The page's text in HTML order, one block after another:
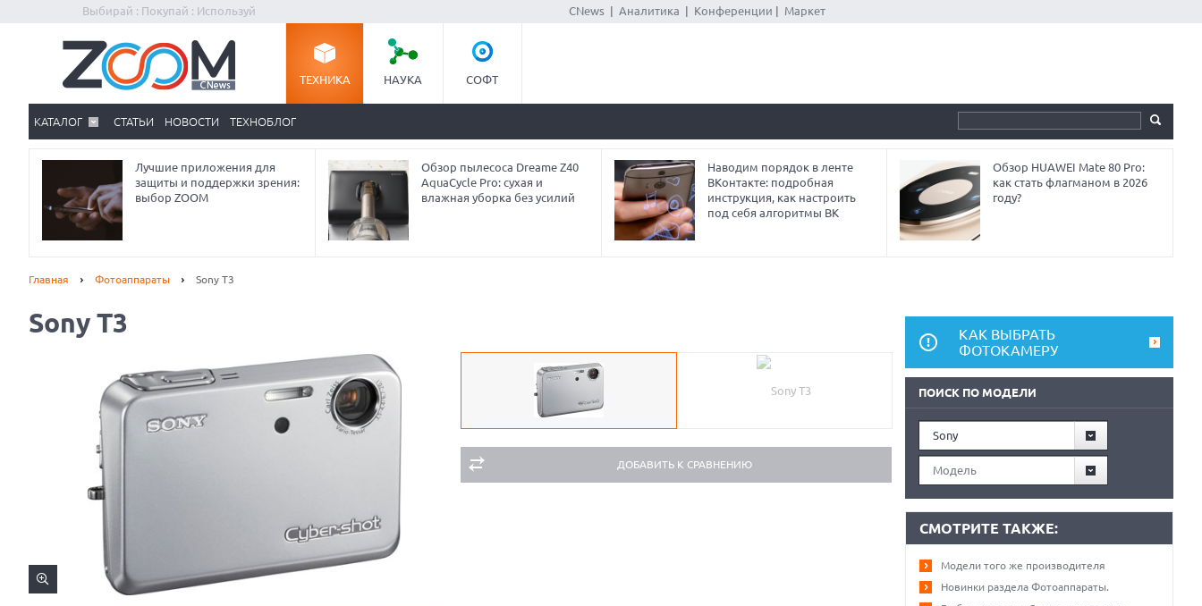
Выбирай : Покупай : Используй CNews| Аналитика Конференции Маркет
ТЕХНИКА НАУКА СОФТ
КАТАЛОГ СТАТЬИ НОВОСТИ ТЕХНОБЛОГ
Лучшие приложения для
защиты и поддержки зрения:
выбор ZOOM
Обзор пылесоса Dreame Z40
AquaCycle Pro: сухая и
влажная уборка без усилий
Наводим порядок в ленте
ВКонтакте: подробная
инструкция, как настроить
под себя алгоритмы ВК
Обзор HUAWEI Mate 80 Pro:
как стать флагманом в 2026
году?
Главная Фотоаппараты Sony T3
Sony T3
ДОБАВИТЬ К СРАВНЕНИЮ
КАК ВЫБРАТЬ
ФОТОКАМЕРУ
ПОИСК ПО МОДЕЛИ
Sony
Модель
СМОТРИТЕ ТАКЖЕ:
Модели того же производителя
Новинки раздела Фотоаппараты.